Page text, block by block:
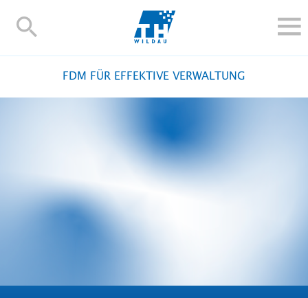
TH-
STUDIEREN UND WEITERBILDEN
BESCHÄFTIGTE
FDM FÜR EFFEKTIVE VERWALTUNG